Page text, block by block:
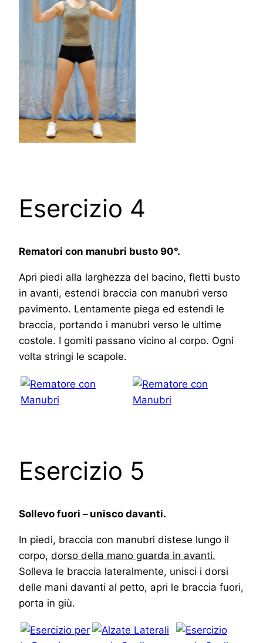
Esercizio 4
Rematori con manubri busto 90°.
Apri piedi alla larghezza del bacino, fletti busto
in avanti, estendi braccia con manubri verso
pavimento. Lentamente piega ed estendi le
braccia, portando i manubri verso le ultime
costole. I gomiti passano vicino al corpo. Ogni
volta stringi le scapole.
Esercizio 5
Sollevo fuori – unisco davanti.
In piedi, braccia con manubri distese lungo il
corpo, dorso della mano guarda in avanti.
Solleva le braccia lateralmente, unisci i dorsi
delle mani davanti al petto, apri le braccia fuori,
porta in giù.